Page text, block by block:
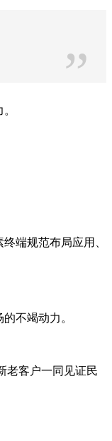
”
端规范布局应用、
不竭动力。
老客户一同见证民